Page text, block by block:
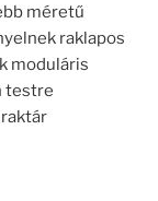
méretű
raklapos
moduláris
testre